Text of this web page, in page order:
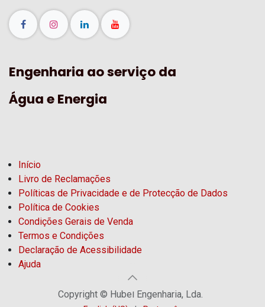
Engenharia ao serviço da
Água e Energia
Início
Livro de Reclamações
Políticas de Privacidade e de Protecção de Dados
Política de Cookies
Condições Gerais de Venda
Termos e Condições
Declaração de Acessibilidade
Ajuda
Copyright © Hubel Engenharia, Lda.